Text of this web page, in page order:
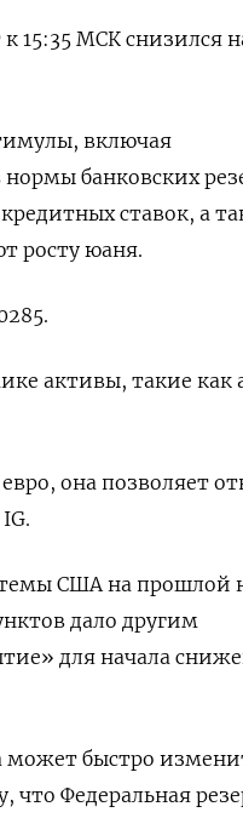
15:35 МСК снизился
включая
банковских
ставок, а
росту юаня.
активы, такие как
она позволяет
США на прошлой
дало другим
для начала
может быстро
что Федеральная